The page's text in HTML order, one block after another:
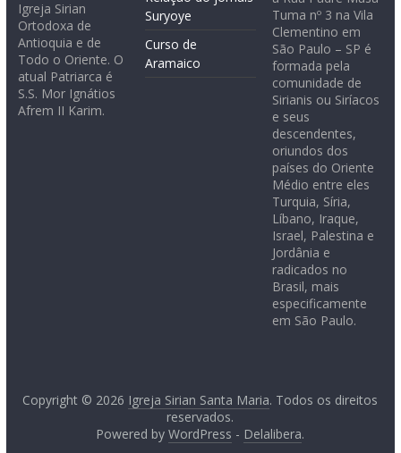
Igreja Sirian
Ortodoxa de
Antioquia e de
Todo o Oriente. O
atual Patriarca é
S.S. Mor Ignátios
Afrem II Karim.
Suryoye
Curso de
Aramaico
Tuma nº 3 na Vila
Clementino em
São Paulo – SP é
formada pela
comunidade de
Sirianis ou Siríacos
e seus
descendentes,
oriundos dos
países do Oriente
Médio entre eles
Turquia, Síria,
Líbano, Iraque,
Israel, Palestina e
Jordânia e
radicados no
Brasil, mais
especificamente
em São Paulo.
Copyright © 2026 Igreja Sirian Santa Maria. Todos os direitos
reservados.
Powered byWordPress - Delalibera.